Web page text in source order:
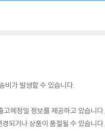
비가 발생할 수 있습니다.
예정일 정보를 제공하고 있습니다.
되거나 상품이 품절될 수 있습니다.